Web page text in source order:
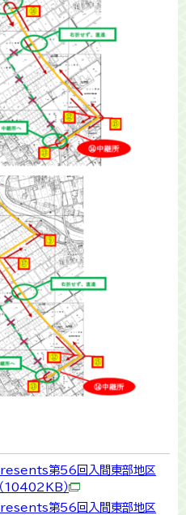
presents第56回入間東部地区
（10402KB）
presents第56回入間東部地区